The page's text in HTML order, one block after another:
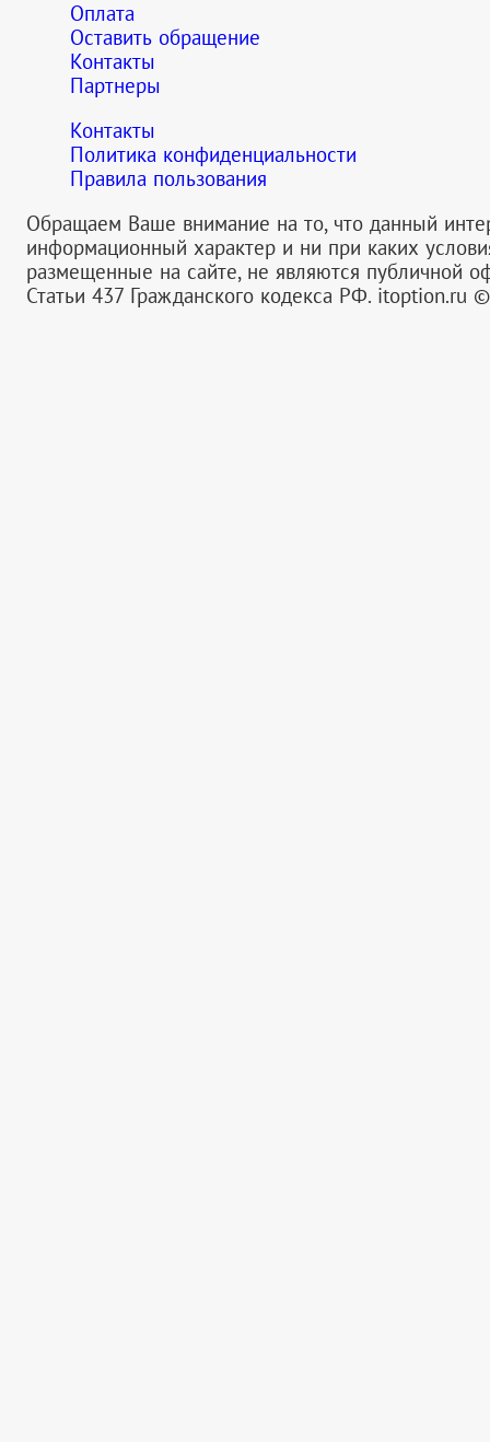
Оплата
Оставить обращение
Контакты
Партнеры
Контакты
Политика конфиденциальности
Правила пользования
Обращаем Ваше внимание на то, что данный
информационный характер и ни при каких
размещенные на сайте, не являются публичной
Статьи 437 Гражданского кодекса РФ. itoption.ru